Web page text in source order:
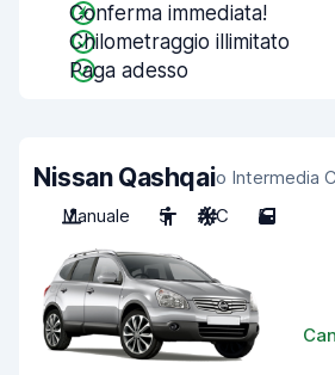
Conferma immediata!
Chilometraggio illimitato
Paga adesso
Nissan Qashqaio Intermedia
Manuale
5 A/C 5